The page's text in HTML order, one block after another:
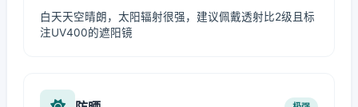
白天天空晴朗，太阳辐射很强，建议佩戴透射比2级且标
注UV400的遮阳镜